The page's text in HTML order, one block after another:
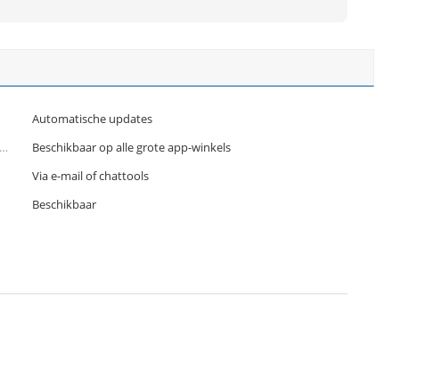
Automatische updates
Beschikbaar op alle grote app-winkels
Via e-mail of chattools
Beschikbaar